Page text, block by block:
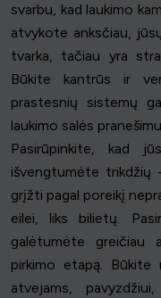
svarbu, kad laukimo
atvykote anksčiau,
tvarka, tačiau yra
Būkite kantrūs ir
prastesnių sistemų
laukimo salės
Pasirūpinkite, kad
išvengtumėte trikdžių
grįžti pagal poreikį
eilei, liks bilietų.
galėtumėte greičiau
pirkimo etapą. Būkite
atvejams,